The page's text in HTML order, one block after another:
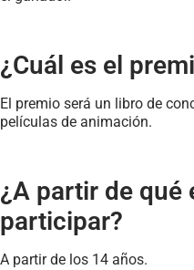
¿Cuál es el
El premio será un libro de
películas de animación.
¿A partir de qué
participar?
A partir de los 14 años.